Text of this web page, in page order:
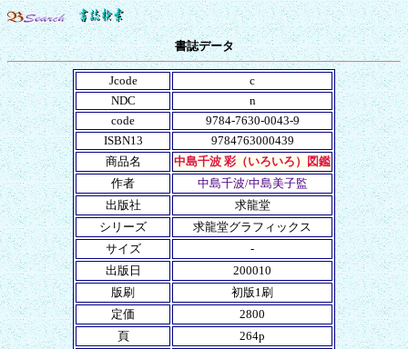
書誌データ
Jcode
c
NDC
n
code
9784-7630-0043-9
ISBN13
9784763000439
商品名
中島千波 彩（いろいろ）図鑑
作者
中島千波/中島美子監
出版社
求龍堂
シリーズ
求龍堂グラフィックス
サイズ
-
出版日
200010
版刷
初版1刷
定価
2800
頁
264p